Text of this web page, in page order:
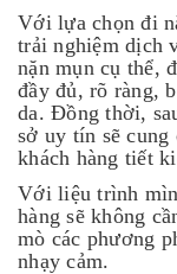
Với lựa chọn đi
trải nghiệm dịch
nặn mụn cụ thể,
đầy đủ, rõ ràng,
da. Đồng thời,
sở uy tín sẽ
khách hàng tiết
Với liệu trình
hàng sẽ không
mò các phương
nhạy cảm.